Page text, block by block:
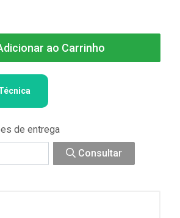
ao Carrinho
de entrega
Consultar